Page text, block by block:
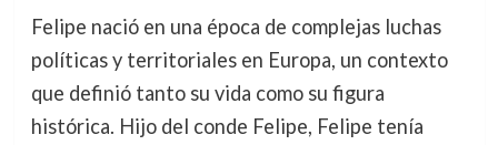
Felipe nació en una época de complejas luchas
políticas y territoriales en Europa, un contexto
que definió tanto su vida como su figura
histórica. Hijo del conde Felipe, Felipe tenía